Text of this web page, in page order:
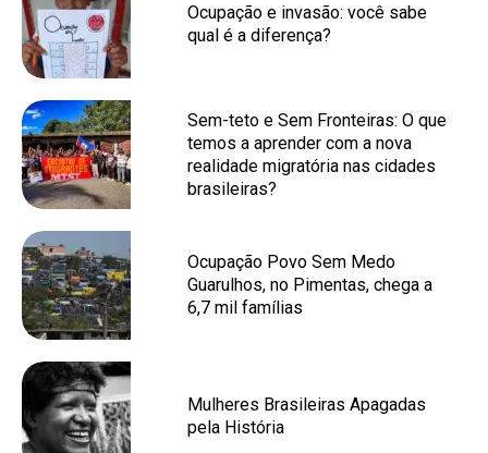
Ocupação e invasão: você sabe
qual é a diferença?
Sem-teto e Sem Fronteiras: O que
temos a aprender com a nova
realidade migratória nas cidades
brasileiras?
Ocupação Povo Sem Medo
Guarulhos, no Pimentas, chega a
6,7 mil famílias
Mulheres Brasileiras Apagadas
pela História